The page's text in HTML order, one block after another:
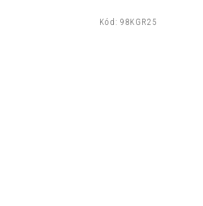
Kód: 98KGR25